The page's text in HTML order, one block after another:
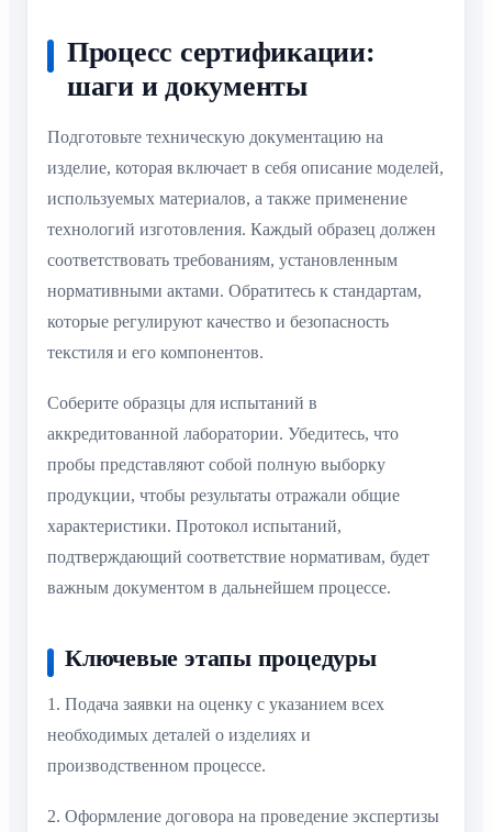
Процесс сертификации:
шаги и документы
Подготовьте техническую документацию на
изделие, которая включает в себя описание моделей,
используемых материалов, а также применение
технологий изготовления. Каждый образец должен
соответствовать требованиям, установленным
нормативными актами. Обратитесь к стандартам,
которые регулируют качество и безопасность
текстиля и его компонентов.
Соберите образцы для испытаний в
аккредитованной лаборатории. Убедитесь, что
пробы представляют собой полную выборку
продукции, чтобы результаты отражали общие
характеристики. Протокол испытаний,
подтверждающий соответствие нормативам, будет
важным документом в дальнейшем процессе.
Ключевые этапы процедуры
1. Подача заявки на оценку с указанием всех
необходимых деталей о изделиях и
производственном процессе.
2. Оформление договора на проведение экспертизы